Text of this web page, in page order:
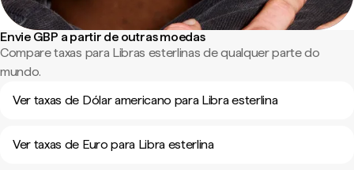
Envie GBP a partir de outras moedas
Compare taxas para Libras esterlinas de qualquer parte do
mundo.
Ver taxas de Dólar americano para Libra esterlina
Ver taxas de Euro para Libra esterlina